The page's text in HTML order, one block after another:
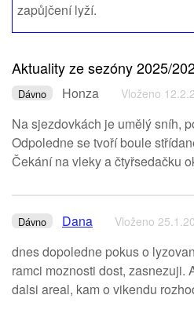
zapůjčení lyží.
Aktuality ze sezóny 2025/
Dávno Honza Vloženo
Na sjezdovkách je umělý sníh,
Odpoledne se tvoří boule
Čekání na vleky a čtyřsedačku
Dávno Dana Vloženo
dnes dopoledne pokus o
ramci moznosti dost, zasnezuji.
dalsi areal, kam o vikendu